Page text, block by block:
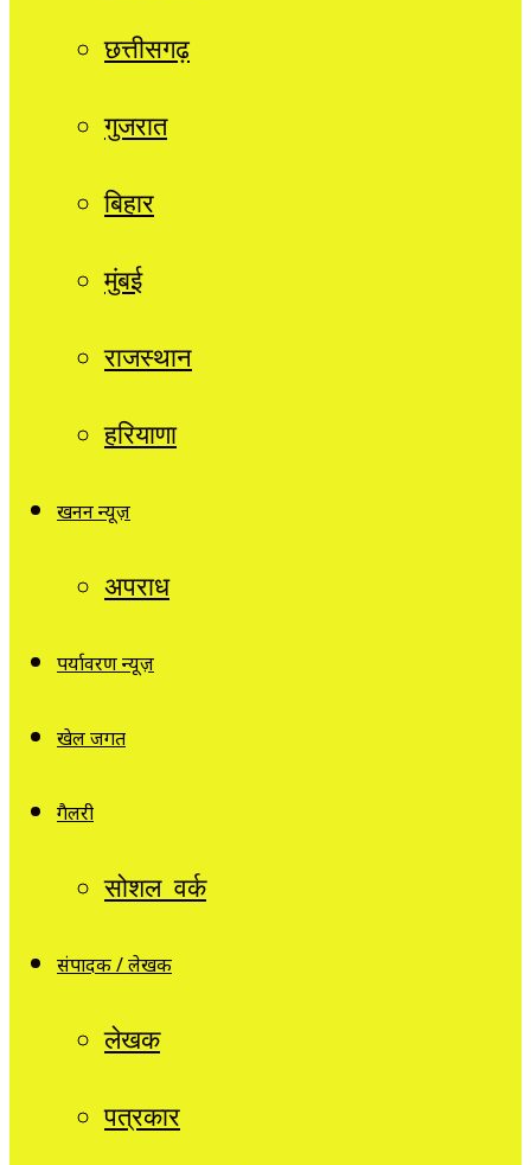
छत्तीसगढ़
गुजरात
बिहार
मुंबई
राजस्थान
हरियाणा
खनन न्यूज़
अपराध
पर्यावरण न्यूज़
खेल जगत
गैलरी
सोशल वर्क
संपादक / लेखक
लेखक
पत्रकार